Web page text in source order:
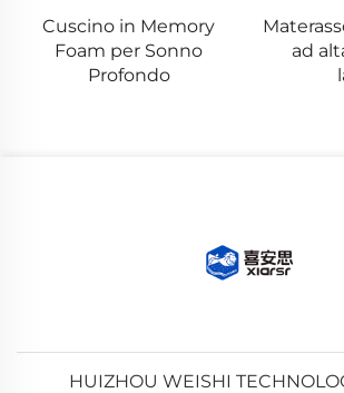
Cuscino in Memory
Foam per Sonno
Profondo
ad
HUIZHOU WEISHI